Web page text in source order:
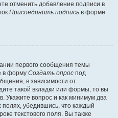
отменить добавление подписи в
Присоединить подпись в форме
первого сообщения темы
в форму Создать опрос под
в зависимости от
такой вкладки или формы, то вы
Укажите вопрос и как минимум два
полях, убедившись, что каждый
текстового поля. Вы также